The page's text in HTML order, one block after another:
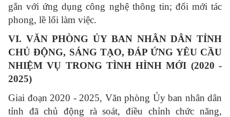
gắn với ứng dụng công nghệ thông tin; đổi mới tác
phong, lề lối làm việc.
VI. VĂN PHÒNG ỦY BAN NHÂN DÂN TỈNH
CHỦ ĐỘNG, SÁNG TẠO, ĐÁP ỨNG YÊU CẦU
NHIỆM VỤ TRONG TÌNH HÌNH MỚI (2020 -
2025)
Giai đoạn 2020 - 2025, Văn phòng Ủy ban nhân dân
tỉnh đã chủ động rà soát, điều chỉnh chức năng,